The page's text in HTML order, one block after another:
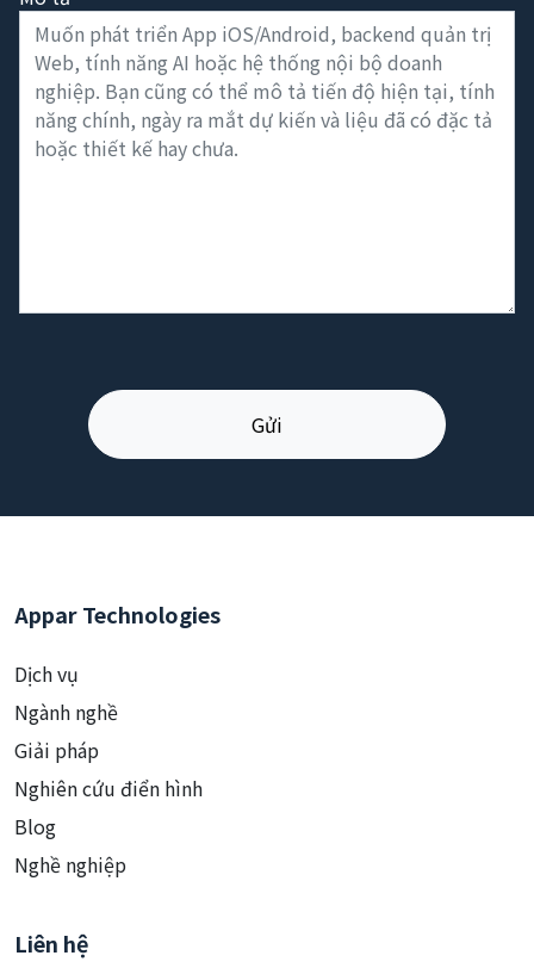
Appar Technologies
Dịch vụ
Ngành nghề
Giải pháp
Nghiên cứu điển hình
Blog
Nghề nghiệp
Liên hệ